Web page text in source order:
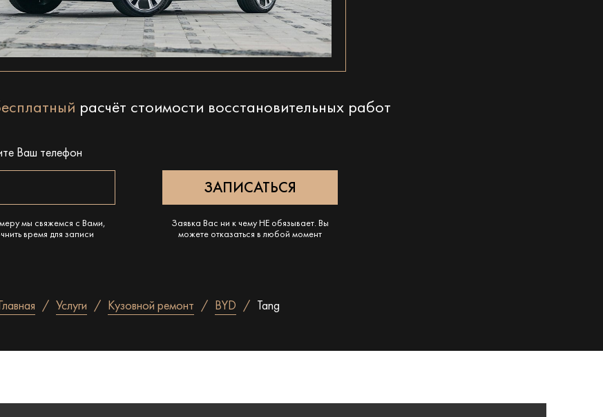
расчёт стоимости восстановительных работ
Ваш телефон
мы свяжемся с Вами,
время для записи
Заявка Вас ни к чему НЕ обязывает. Вы
можете отказаться в любой момент
Главная Услуги Кузовной ремонт BYD Tang